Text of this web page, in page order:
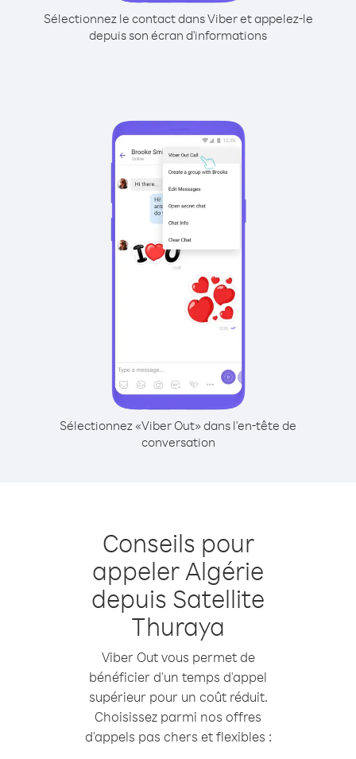
Sélectionnez le contact dans Viber et appelez-le
depuis son écran d'informations
Sélectionnez «Viber Out» dans l'en-tête de
conversation
Conseils pour
appeler Algérie
depuis Satellite
Thuraya
Viber Out vous permet de
bénéficier d'un temps d'appel
supérieur pour un coût réduit.
Choisissez parmi nos offres
d'appels pas chers et flexibles :